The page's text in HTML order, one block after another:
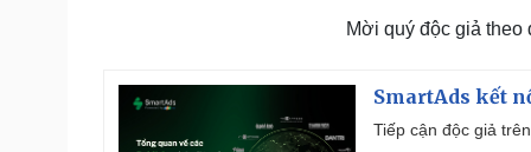
Mời quý độc giả theo
SmartAds kết
Tiếp cận độc giả